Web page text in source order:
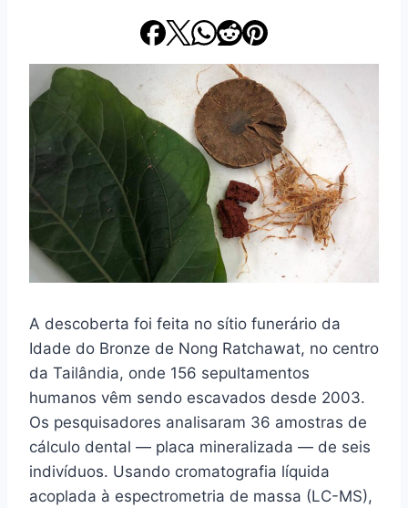
A descoberta foi feita no sítio funerário da
Idade do Bronze de Nong Ratchawat, no centro
da Tailândia, onde 156 sepultamentos
humanos vêm sendo escavados desde 2003.
Os pesquisadores analisaram 36 amostras de
cálculo dental — placa mineralizada — de seis
indivíduos. Usando cromatografia líquida
acoplada à espectrometria de massa (LC-MS),